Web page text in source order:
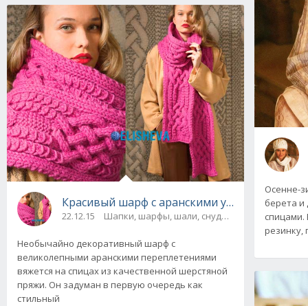
Красивый шарф с аранскими узорами от
22.12.15 Шапки, шарфы, шали, снуды и палантины
Необычайно декоративный шарф с
великолепными аранскими переплетениями
вяжется на спицах из качественной шерстяной
пряжи. Он задуман в первую очередь как
стильный
Осенне-
берета и
резинку,